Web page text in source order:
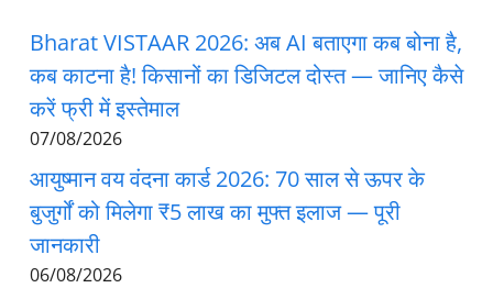
Bharat VISTAAR 2026: अब AI बताएगा कब बोना है,
कब काटना है! किसानों का डिजिटल दोस्त — जानिए कैसे
करें फ्री में इस्तेमाल
07/08/2026
आयुष्मान वय वंदना कार्ड 2026: 70 साल से ऊपर के
बुजुर्गों को मिलेगा ₹5 लाख का मुफ्त इलाज — पूरी
जानकारी
06/08/2026